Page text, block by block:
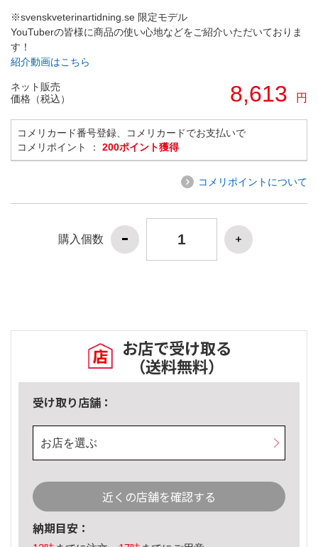
※svenskveterinartidning.se 限定モデル
YouTuberの皆様に商品の使い心地などをご紹介いただいておりま
す！
紹介動画はこちら
ネット販売
価格（税込）
8,613 円
コメリカード番号登録、コメリカードでお支払いで
コメリポイント ： 200ポイント獲得
コメリポイントについて
購入個数
お店で受け取る
（送料無料）
受け取り店舗：
お店を選ぶ
近くの店舗を確認する
納期目安：